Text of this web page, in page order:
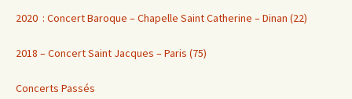
2020 : Concert Baroque – Chapelle Saint Catherine – Dinan (22)
2018 – Concert Saint Jacques – Paris (75)
Concerts Passés